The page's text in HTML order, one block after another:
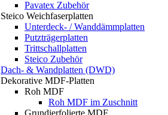
Pavatex Zubehör
Steico Weichfaserplatten
Unterdeck- / Wanddämmplatten
Putzträgerplatten
Trittschallplatten
Steico Zubehör
Dach- & Wandplatten (DWD)
Dekorative MDF-Platten
Roh MDF
Roh MDF im Zuschnitt
Grundierfolierte MDF